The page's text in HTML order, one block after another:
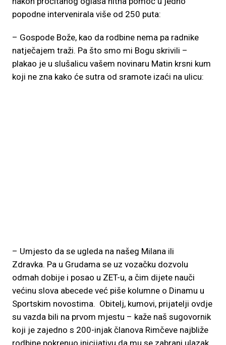
popodne intervenirala više od 250 puta:
– Gospode Bože, kao da rodbine nema pa radnike
natječajem traži. Pa što smo mi Bogu skrivili –
plakao je u slušalicu vašem novinaru Matin krsni kum
koji ne zna kako će sutra od sramote izaći na ulicu:
– Umjesto da se ugleda na našeg Milana ili
Zdravka. Pa u Grudama se uz vozačku dozvolu
odmah dobije i posao u ZET-u, a čim dijete nauči
većinu slova abecede već piše kolumne o Dinamu u
Sportskim novostima. Obitelj, kumovi, prijatelji ovdje
su vazda bili na prvom mjestu – kaže naš sugovornik
koji je zajedno s 200-injak članova Rimčeve najbliže